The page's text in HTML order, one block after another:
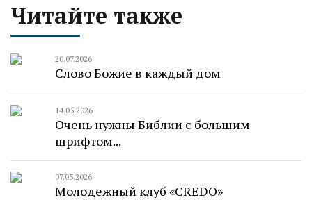
Читайте также
20.07.2026
Слово Божие в каждый дом
14.05.2026
Очень нужны Библии с большим
шрифтом...
07.05.2026
Молодежный клуб «CREDO»